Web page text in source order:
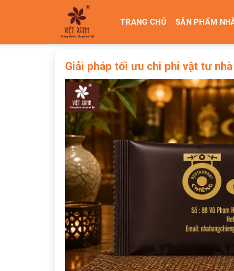
TRANG CHỦ SẢN PHẨM
Giải pháp tối ưu chi phí vật tư